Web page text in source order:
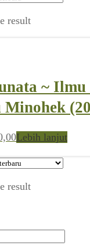
result
~ Ilmu
Minohek
Lebih lanjut
result